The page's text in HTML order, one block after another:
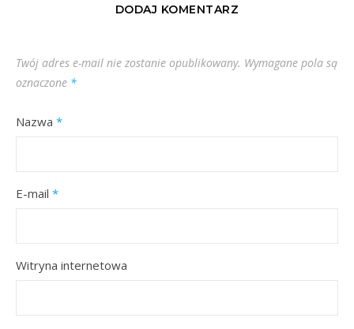
DODAJ KOMENTARZ
Twój adres e-mail nie zostanie opublikowany. Wymagane pola są
oznaczone *
Nazwa *
E-mail *
Witryna internetowa